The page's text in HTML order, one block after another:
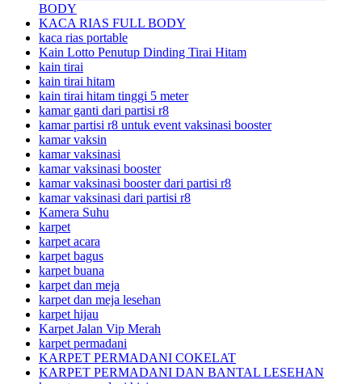
BODY
KACA RIAS FULL BODY
kaca rias portable
Kain Lotto Penutup Dinding Tirai Hitam
kain tirai
kain tirai hitam
kain tirai hitam tinggi 5 meter
kamar ganti dari partisi r8
kamar partisi r8 untuk event vaksinasi booster
kamar vaksin
kamar vaksinasi
kamar vaksinasi booster
kamar vaksinasi booster dari partisi r8
kamar vaksinasi dari partisi r8
Kamera Suhu
karpet
karpet acara
karpet bagus
karpet buana
karpet dan meja
karpet dan meja lesehan
karpet hijau
Karpet Jalan Vip Merah
karpet permadani
KARPET PERMADANI COKELAT
KARPET PERMADANI DAN BANTAL LESEHAN